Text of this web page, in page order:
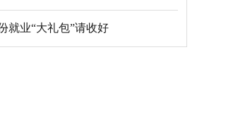
岗别发愁 这份就业“大礼包”请收好